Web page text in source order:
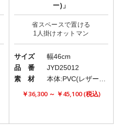
ー)」
省スペースで置ける
サイズ
幅46cm
品 番
JYD25012
素 材
￥36,300 ～ ￥45,100 (税込)